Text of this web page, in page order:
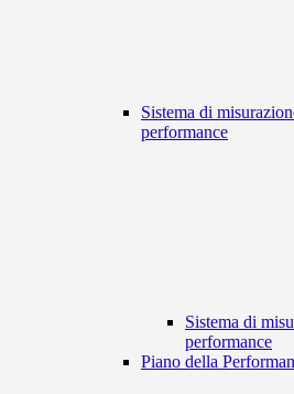
Sistema di
performance
Sistema di
performance
Piano della